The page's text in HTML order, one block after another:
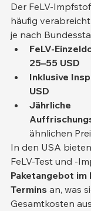
Der FeLV-
häufig
je nach
FeLV-
25–55 USD
Inklusive
USD
Jährliche
ähnlichen
In den USA
FeLV-Test und -
Paketangebot im
Termins an, was
Gesamtkosten